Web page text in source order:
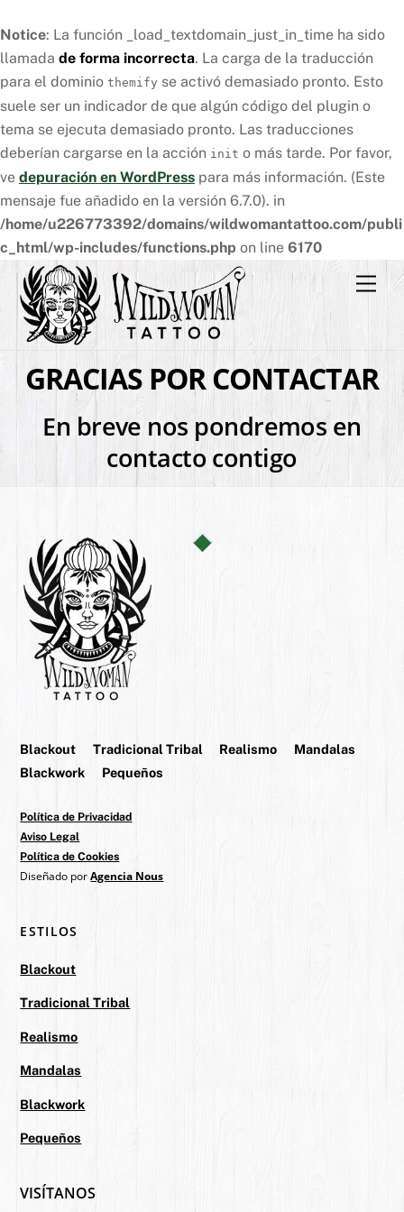
Notice: La función _load_textdomain_just_in_time ha sido
llamada de forma incorrecta. La carga de la traducción
para el dominio themify se activó demasiado pronto. Esto
suele ser un indicador de que algún código del plugin o
tema se ejecuta demasiado pronto. Las traducciones
deberían cargarse en la acción init o más tarde. Por favor,
ve depuración en WordPress para más información. (Este
mensaje fue añadido en la versión 6.7.0). in
/home/u226773392/domains/wildwomantattoo.com/publi
c_html/wp-includes/functions.php on line 6170
Skip
content
GRACIAS POR CONTACTAR
En breve nos pondremos en
contacto contigo
Back
To
Blackout Tradicional Tribal Realismo
Mandalas
Blackwork
Pequeños
Política de Privacidad
Aviso Legal
Política de Cookies
Diseñado porAgencia Nous
ESTILOS
Blackout
Tradicional Tribal
Realismo
Mandalas
Blackwork
Pequeños
VISÍTANOS